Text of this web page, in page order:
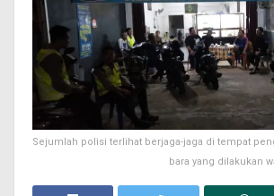
Sejumlah polisi terlihat berjaga-jaga di tempat
bara yang dilakukan